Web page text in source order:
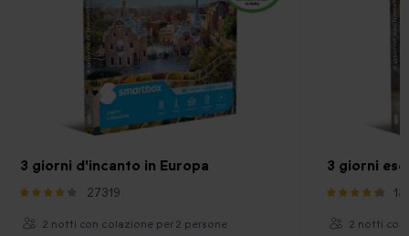
3 giorni d'incanto in Europa
27319
2 notti con colazione per 2 persone
3 giorni
2 notti con